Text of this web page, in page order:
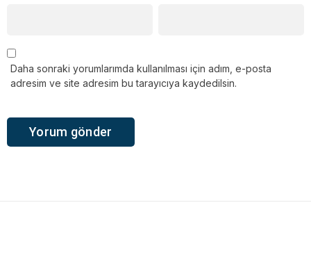
Daha sonraki yorumlarımda kullanılması için adım, e-posta
adresim ve site adresim bu tarayıcıya kaydedilsin.